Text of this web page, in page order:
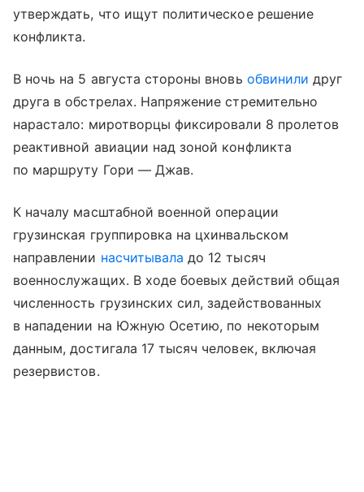
утверждать, что ищут политическое решение
конфликта.
В ночь на 5 августа стороны вновь обвинили друг
друга в обстрелах. Напряжение стремительно
нарастало: миротворцы фиксировали 8 пролетов
реактивной авиации над зоной конфликта
по маршруту Гори — Джав.
К началу масштабной военной операции
грузинская группировка на цхинвальском
направлении насчитывала до 12 тысяч
военнослужащих. В ходе боевых действий общая
численность грузинских сил, задействованных
в нападении на Южную Осетию, по некоторым
данным, достигала 17 тысяч человек, включая
резервистов.